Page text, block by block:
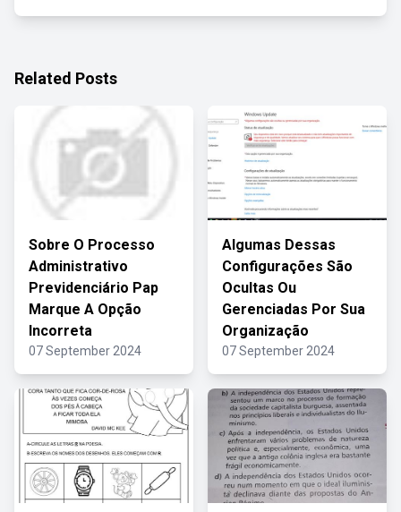
Related Posts
Sobre O Processo
Administrativo
Previdenciário Pap
Marque A Opção
Incorreta
07 September 2024
Algumas Dessas
Configurações São
Ocultas Ou
Gerenciadas Por Sua
Organização
07 September 2024